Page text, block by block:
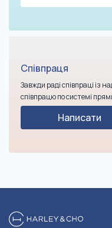
Співпраця
Завжди раді співпраці із
співпрацю по системі
Написати